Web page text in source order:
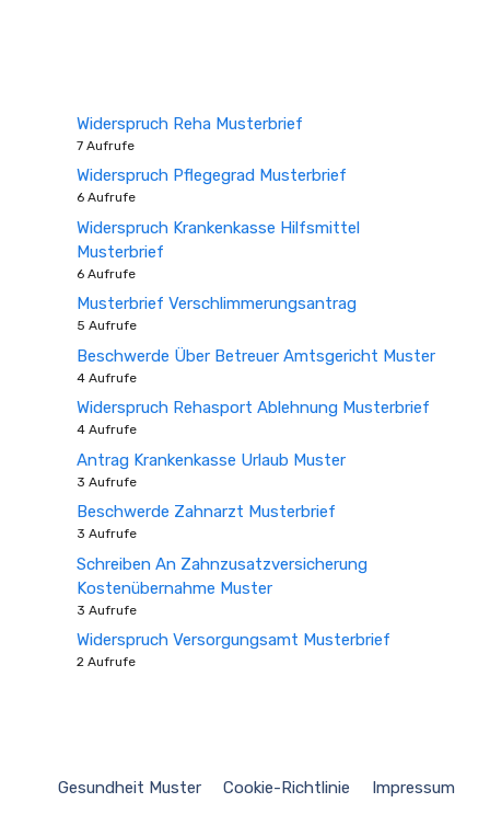
Widerspruch Reha Musterbrief
7 Aufrufe
Widerspruch Pflegegrad Musterbrief
6 Aufrufe
Widerspruch Krankenkasse Hilfsmittel
Musterbrief
6 Aufrufe
Musterbrief Verschlimmerungsantrag
5 Aufrufe
Beschwerde Über Betreuer Amtsgericht Muster
4 Aufrufe
Widerspruch Rehasport Ablehnung Musterbrief
4 Aufrufe
Antrag Krankenkasse Urlaub Muster
3 Aufrufe
Beschwerde Zahnarzt Musterbrief
3 Aufrufe
Schreiben An Zahnzusatzversicherung
Kostenübernahme Muster
3 Aufrufe
Widerspruch Versorgungsamt Musterbrief
2 Aufrufe
Gesundheit Muster Cookie-Richtlinie
Impressum